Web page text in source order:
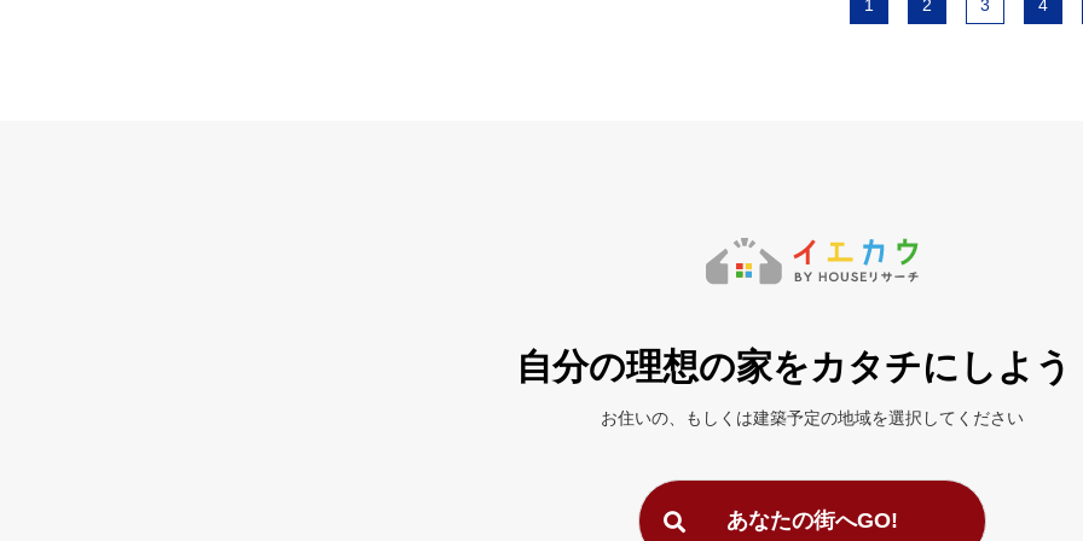
1 2 3 4
自分の理想の家をカタチにしよう
お住いの、もしくは建築予定の地域を選択してください
あなたの街へGO!